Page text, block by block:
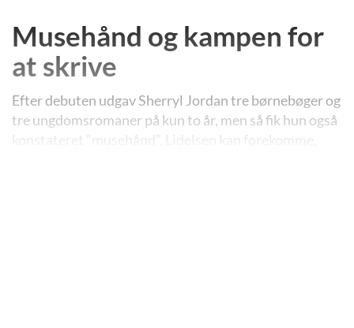
Musehånd og kampen for
at skrive
Efter debuten udgav Sherryl Jordan tre børnebøger og
tre ungdomsromaner på kun to år, men så fik hun også
konstateret “musehånd”. Lidelsen kan forekomme,